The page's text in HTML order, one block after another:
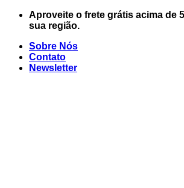
Skip
Aproveite o frete grátis acima de
sua região.
Sobre Nós
Contato
Newsletter